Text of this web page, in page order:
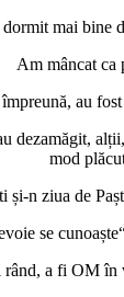
mai bine
Am mâncat ca
au
dezamăgit,
mod
și-n ziua de
se
a fi OM în